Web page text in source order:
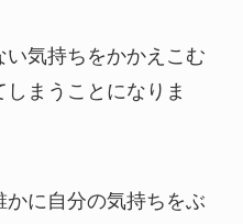
気持ちをかかえこむ
まうことになりま
に自分の気持ちをぶ